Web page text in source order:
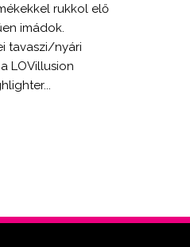
rukkol elő
imádok.
tavaszi/nyári
LOVillusion